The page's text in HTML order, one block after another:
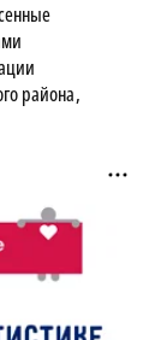
района,